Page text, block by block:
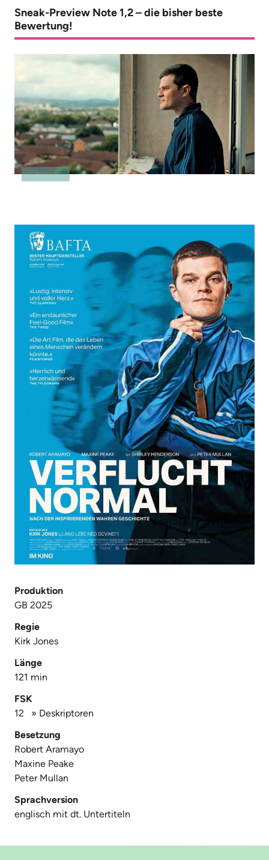
Sneak-Preview Note 1,2 – die bisher beste
Bewertung!
Produktion
GB 2025
Regie
Kirk Jones
Länge
121 min
FSK
12
» Deskriptoren
Besetzung
Robert Aramayo
Maxine Peake
Peter Mullan
Sprachversion
englisch mit dt. Untertiteln